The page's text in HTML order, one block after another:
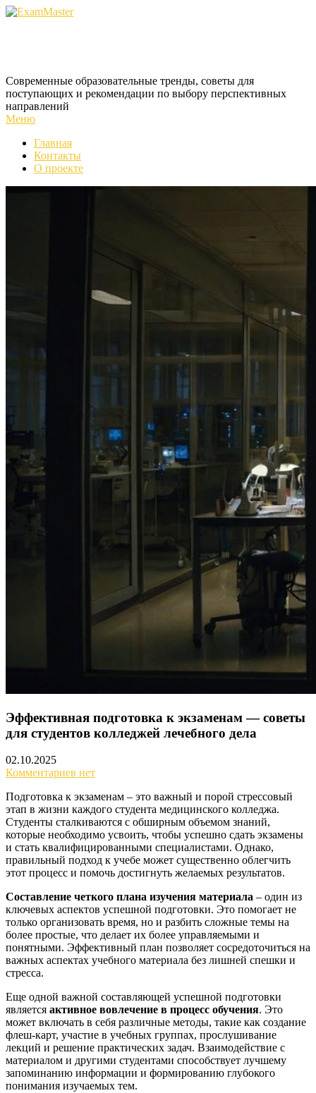
Перейти
Современные образовательные тренды, советы для
поступающих и рекомендации по выбору перспективных
направлений
Меню
Главная
Контакты
О проекте
Эффективная подготовка к экзаменам — советы
для студентов колледжей лечебного дела
02.10.2025
Комментариев нет
Подготовка к экзаменам – это важный и порой стрессовый
этап в жизни каждого студента медицинского колледжа.
Студенты сталкиваются с обширным объемом знаний,
которые необходимо усвоить, чтобы успешно сдать экзамены
и стать квалифицированными специалистами. Однако,
правильный подход к учебе может существенно облегчить
этот процесс и помочь достигнуть желаемых результатов.
Составление четкого плана изучения материала – один из
ключевых аспектов успешной подготовки. Это помогает не
только организовать время, но и разбить сложные темы на
более простые, что делает их более управляемыми и
понятными. Эффективный план позволяет сосредоточиться на
важных аспектах учебного материала без лишней спешки и
стресса.
Еще одной важной составляющей успешной подготовки
является активное вовлечение в процесс обучения. Это
может включать в себя различные методы, такие как создание
флеш-карт, участие в учебных группах, прослушивание
лекций и решение практических задач. Взаимодействие с
материалом и другими студентами способствует лучшему
запоминанию информации и формированию глубокого
понимания изучаемых тем.